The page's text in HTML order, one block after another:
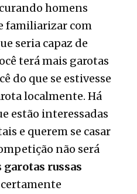
homens
familiarizar com
seria capaz de
terá mais garotas
do que se estivesse
localmente. Há
estão interessadas
e querem se casar
não será
garotas russas